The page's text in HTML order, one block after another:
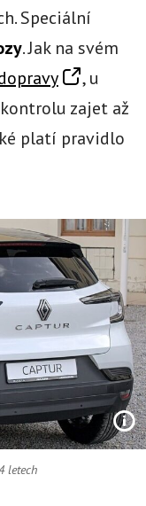
Speciální
. Jak na svém
, u
zajet až
platí pravidlo
letech